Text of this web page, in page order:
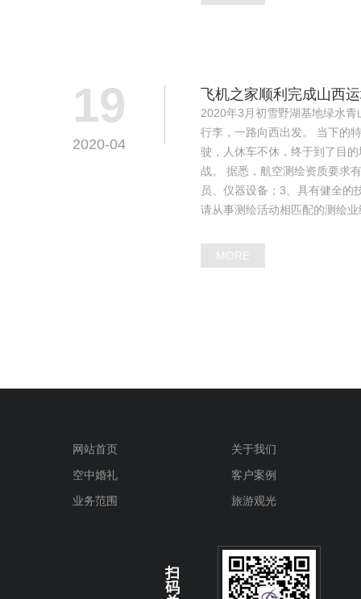
19
2020-04
飞机之家顺利完成山西
2020年3月初雪野湖基地绿水
行李，一路向西出发。 当下的
驶，人休车不休，终于到了目
战。 据悉，航空测绘资质要求
员、仪器设备；3、具有健全的
请从事测绘活动相匹配的测绘
MORE
网站首页
关于我们
空中婚礼
客户案例
业务范围
旅游观光
扫
码